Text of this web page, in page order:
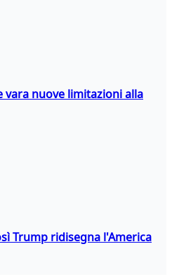
vara nuove limitazioni alla
Trump ridisegna l'America